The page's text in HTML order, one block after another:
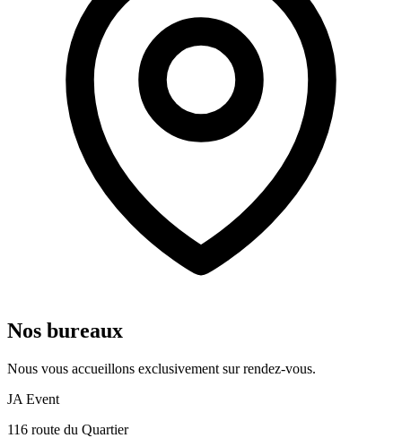
Nos bureaux
Nous vous accueillons exclusivement sur rendez-vous.
JA Event
116 route du Quartier